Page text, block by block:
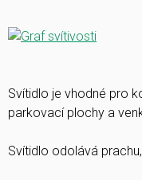
Svítidlo je vhodné pro
parkovací plochy a
Svítidlo odolává